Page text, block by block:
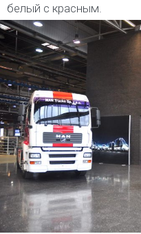
белый с красным.